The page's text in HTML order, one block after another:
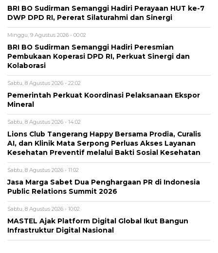
BRI BO Sudirman Semanggi Hadiri Perayaan HUT ke-7
DWP DPD RI, Pererat Silaturahmi dan Sinergi
Minggu, 9 Agustus 2026 - 00:02
BRI BO Sudirman Semanggi Hadiri Peresmian
Pembukaan Koperasi DPD RI, Perkuat Sinergi dan
Kolaborasi
Sabtu, 8 Agustus 2026 - 22:02
Pemerintah Perkuat Koordinasi Pelaksanaan Ekspor
Mineral
Sabtu, 8 Agustus 2026 - 14:02
Lions Club Tangerang Happy Bersama Prodia, Curalis
AI, dan Klinik Mata Serpong Perluas Akses Layanan
Kesehatan Preventif melalui Bakti Sosial Kesehatan
Sabtu, 8 Agustus 2026 - 11:02
Jasa Marga Sabet Dua Penghargaan PR di Indonesia
Public Relations Summit 2026
Sabtu, 8 Agustus 2026 - 10:02
MASTEL Ajak Platform Digital Global Ikut Bangun
Infrastruktur Digital Nasional